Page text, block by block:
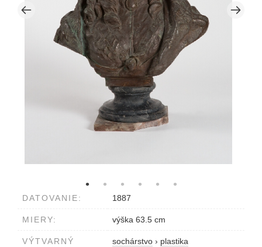
DATOVANIE: 1887
MIERY: výška 63.5 cm
VÝTVARNÝ
sochárstvo › plastika